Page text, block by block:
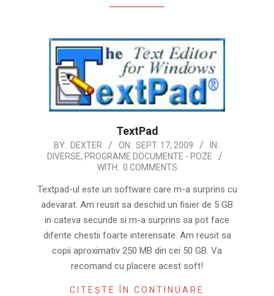
TextPad
2009-
09-
BY: DEXTER ON: SEPT. 17, 2009
IN:
DIVERSE, PROGRAME DOCUMENTE - POZE
WITH: 0 COMMENTS
Textpad-ul este un software care m-a surprins cu
adevarat. Am reusit sa deschid un fisier de 5 GB
in cateva secunde si m-a surprins sa pot face
diferite chestii foarte interensate. Am reusit sa
copii aproximativ 250 MB din cei 50 GB. Va
recomand cu placere acest soft!
CITEȘTE ÎN CONTINUARE